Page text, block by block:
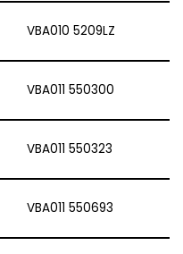
VBA010 5209LZ
VBA011 550300
VBA011 550323
VBA011 550693